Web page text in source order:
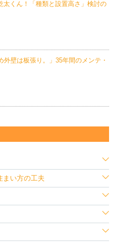
太くん！「種類と設置高さ」検討の
外壁は板張り。」35年間のメンテ・
まい方の工夫